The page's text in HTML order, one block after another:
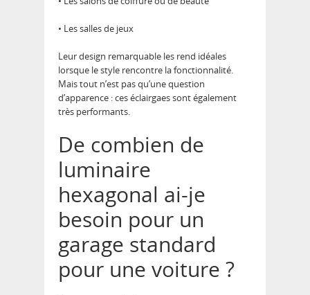
• Les salles de jeux
Leur design remarquable les rend idéales
lorsque le style rencontre la fonctionnalité.
Mais tout n’est pas qu’une question
d’apparence : ces éclairgaes sont également
très performants.
De combien de
luminaire
hexagonal ai-je
besoin pour un
garage standard
pour une voiture ?